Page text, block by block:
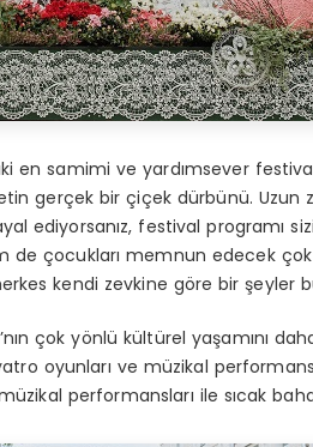
en samimi ve yardımsever
gerçek bir çiçek dürbünü. Uzun
ediyorsanız, festival programı
de çocukları memnun edecek çok
kendi zevkine göre bir şeyler
çok yönlü kültürel yaşamını
oyunları ve müzikal
performansları ile sıcak